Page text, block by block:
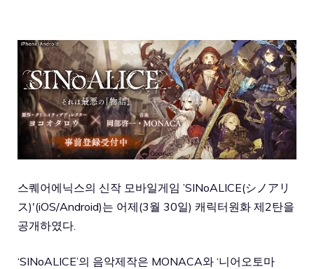
스퀘어에닉스의 신작 모바일게임 ’SINoALICE(シノアリ
ス)'(iOS/Android)는 어제(3월 30일) 캐릭터원화 제2탄을
공개하였다.
‘SINoALICE’의 음악제작은 MONACA와 ‘니어오토마